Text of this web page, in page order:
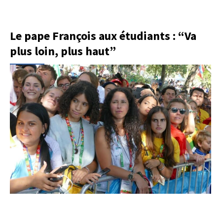
Le pape François aux étudiants : “Va
plus loin, plus haut”